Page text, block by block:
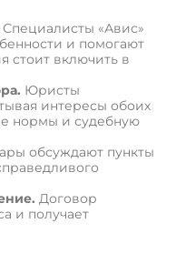
Специалисты «Авис»
и помогают
стоит включить в
Юристы
интересы обоих
нормы и судебную
обсуждают пункты
Договор
и получает